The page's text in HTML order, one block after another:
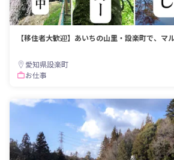
【移住者大歓迎】あいちの山里・設楽町で、マ
愛知県設楽町
お仕事